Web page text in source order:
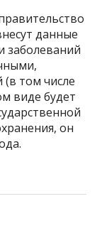
данные
заболеваний
(в том числе
виде будет
он